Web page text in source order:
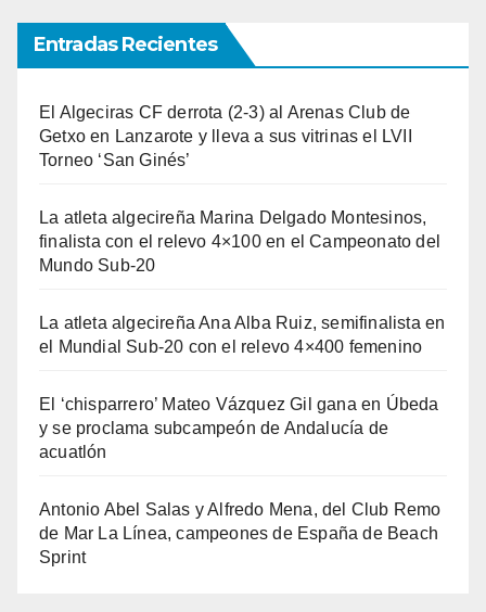
Entradas Recientes
El Algeciras CF derrota (2-3) al Arenas Club de
Getxo en Lanzarote y lleva a sus vitrinas el LVII
Torneo ‘San Ginés’
La atleta algecireña Marina Delgado Montesinos,
finalista con el relevo 4×100 en el Campeonato del
Mundo Sub-20
La atleta algecireña Ana Alba Ruiz, semifinalista en
el Mundial Sub-20 con el relevo 4×400 femenino
El ‘chisparrero’ Mateo Vázquez Gil gana en Úbeda
y se proclama subcampeón de Andalucía de
acuatlón
Antonio Abel Salas y Alfredo Mena, del Club Remo
de Mar La Línea, campeones de España de Beach
Sprint